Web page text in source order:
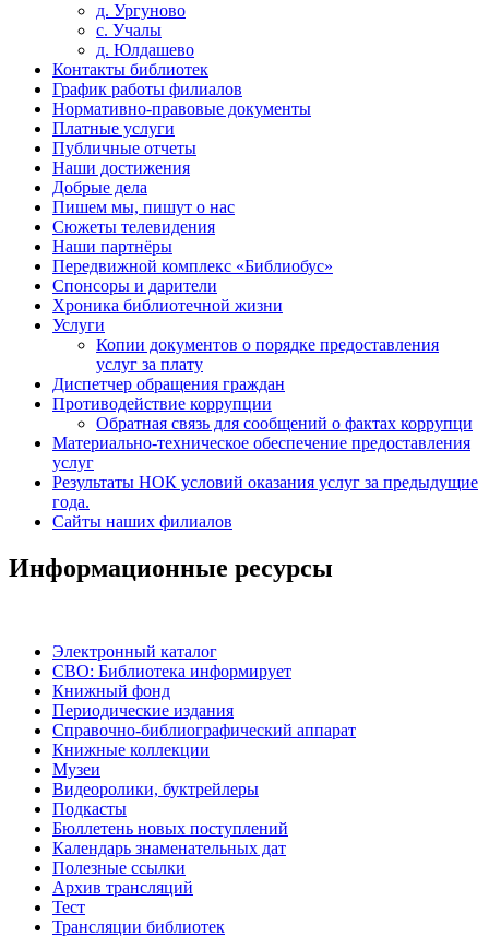
д. Ургуново
с. Учалы
д. Юлдашево
Контакты библиотек
График работы филиалов
Нормативно-правовые документы
Платные услуги
Публичные отчеты
Наши достижения
Добрые дела
Пишем мы, пишут о нас
Сюжеты телевидения
Наши партнёры
Передвижной комплекс «Библиобус»
Спонсоры и дарители
Хроника библиотечной жизни
Услуги
Копии документов о порядке предоставления
услуг за плату
Диспетчер обращения граждан
Противодействие коррупции
Обратная связь для сообщений о фактах коррупци
Материально-техническое обеспечение предоставления
услуг
Результаты НОК условий оказания услуг за предыдущие
года.
Сайты наших филиалов
Информационные ресурсы
Электронный каталог
СВО: Библиотека информирует
Книжный фонд
Периодические издания
Справочно-библиографический аппарат
Книжные коллекции
Музеи
Видеоролики, буктрейлеры
Подкасты
Бюллетень новых поступлений
Календарь знаменательных дат
Полезные ссылки
Архив трансляций
Тест
Трансляции библиотек